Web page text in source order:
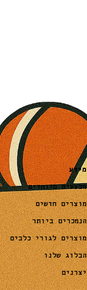
מידע
מבצעים מיוחדים
מוצרים חדשים
הנמכרים ביותר
מוצרים לגורי כלבים
הבלוג שלנו
יצרנים